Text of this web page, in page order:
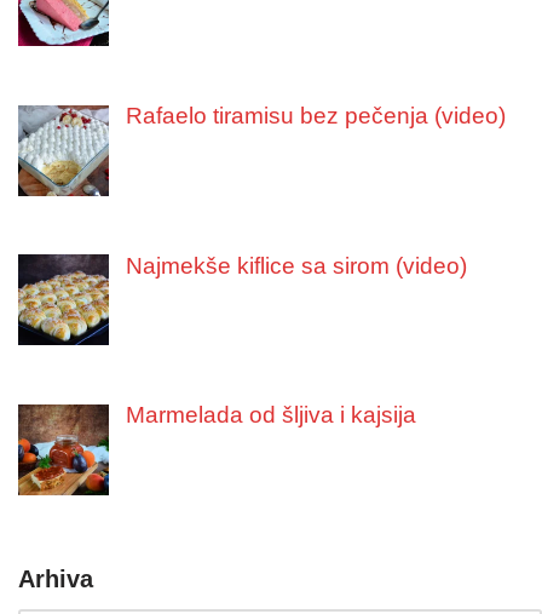
Rafaelo tiramisu bez pečenja (video)
Najmekše kiflice sa sirom (video)
Marmelada od šljiva i kajsija
Arhiva